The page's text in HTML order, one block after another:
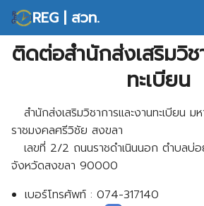
Skip
content
REG | สวท.
Search
for:
ติดต่อสำนักส่งเสริมวิช
ทะเบียน
สำนักส่งเสริมวิชาการและงานทะเบียน ม
ราชมงคลศรีวิชัย สงขลา
เลขที่ 2/2 ถนนราชดำเนินนอก ตำบลบ่อ
จังหวัดสงขลา 90000
เบอร์โทรศัพท์ : 074-317140